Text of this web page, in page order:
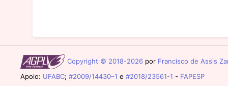
Copyright © 2018-2026 por Francisco de Assis
Apoio: UFABC; #2009/14430–1 e #2018/23561-1 - FAPESP